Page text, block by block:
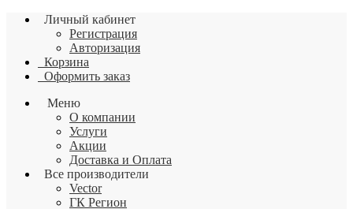
Личный кабинет
Регистрация
Авторизация
Корзина
Оформить заказ
Меню
О компании
Услуги
Акции
Доставка и Оплата
Все производители
Vector
ГК Регион